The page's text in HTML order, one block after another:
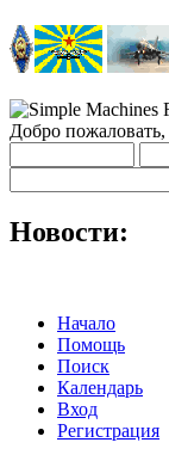
Добро пожаловать,
Новости:
Начало
Помощь
Поиск
Календарь
Вход
Регистрация